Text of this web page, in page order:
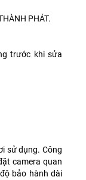
PHÁT.
trước khi sửa
sử dụng. Công
camera quan
bảo hành dài